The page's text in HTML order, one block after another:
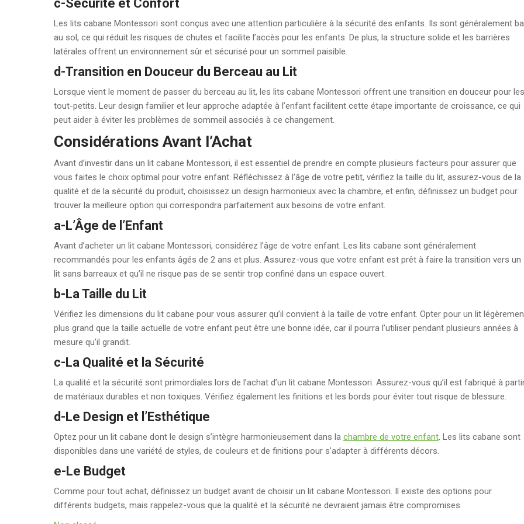
c-Sécurité et Confort
Les lits cabane Montessori sont conçus avec une attention particulière à la sécurité des enfants. Ils sont généralement
au sol, ce qui réduit les risques de chutes et facilite l’accès pour les enfants. De plus, la structure solide et les barrières
latérales offrent un environnement sûr et sécurisé pour un sommeil paisible.
d-Transition en Douceur du Berceau au Lit
Lorsque vient le moment de passer du berceau au lit, les lits cabane Montessori offrent une transition en douceur pour les
tout-petits. Leur design familier et leur approche adaptée à l’enfant facilitent cette étape importante de croissance, ce qui
peut aider à éviter les problèmes de sommeil associés à ce changement.
Considérations Avant l’Achat
Avant d’investir dans un lit cabane Montessori, il est essentiel de prendre en compte plusieurs facteurs pour assurer que
vous faites le choix optimal pour votre enfant. Réfléchissez à l’âge de votre petit, vérifiez la taille du lit, assurez-vous de la
qualité et de la sécurité du produit, choisissez un design harmonieux avec la chambre, et enfin, définissez un budget pour
trouver la meilleure option qui correspondra parfaitement aux besoins de votre enfant.
a-L’Âge de l’Enfant
Avant d’acheter un lit cabane Montessori, considérez l’âge de votre enfant. Les lits cabane sont généralement
recommandés pour les enfants âgés de 2 ans et plus. Assurez-vous que votre enfant est prêt à faire la transition vers un
lit sans barreaux et qu’il ne risque pas de se sentir trop confiné dans un espace ouvert.
b-La Taille du Lit
Vérifiez les dimensions du lit cabane pour vous assurer qu’il convient à la taille de votre enfant. Opter pour un lit
plus grand que la taille actuelle de votre enfant peut être une bonne idée, car il pourra l’utiliser pendant plusieurs années à
mesure qu’il grandit.
c-La Qualité et la Sécurité
La qualité et la sécurité sont primordiales lors de l’achat d’un lit cabane Montessori. Assurez-vous qu’il est fabriqué à
de matériaux durables et non toxiques. Vérifiez également les finitions et les bords pour éviter tout risque de blessure.
d-Le Design et l’Esthétique
Optez pour un lit cabane dont le design s’intègre harmonieusement dans la chambre de votre enfant. Les lits cabane sont
disponibles dans une variété de styles, de couleurs et de finitions pour s’adapter à différents décors.
e-Le Budget
Comme pour tout achat, définissez un budget avant de choisir un lit cabane Montessori. Il existe des options pour
différents budgets, mais rappelez-vous que la qualité et la sécurité ne devraient jamais être compromises.